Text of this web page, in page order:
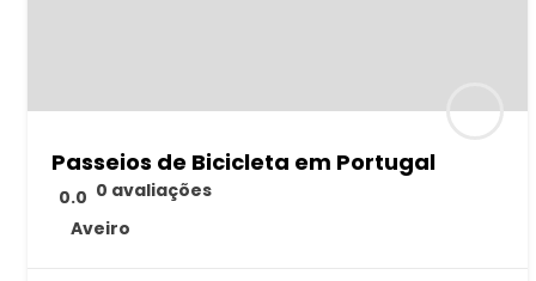
Passeios de Bicicleta em Portugal
0.0 0 avaliações
Aveiro